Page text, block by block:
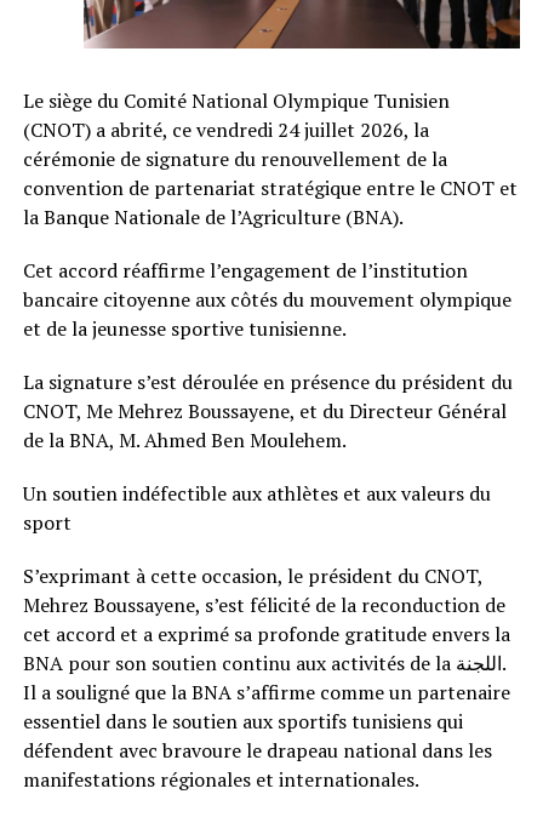
Le siège du Comité National Olympique Tunisien
(CNOT) a abrité, ce vendredi 24 juillet 2026, la
cérémonie de signature du renouvellement de la
convention de partenariat stratégique entre le CNOT et
la Banque Nationale de l’Agriculture (BNA).
Cet accord réaffirme l’engagement de l’institution
bancaire citoyenne aux côtés du mouvement olympique
et de la jeunesse sportive tunisienne.
La signature s’est déroulée en présence du président du
CNOT, Me Mehrez Boussayene, et du Directeur Général
de la BNA, M. Ahmed Ben Moulehem.
Un soutien indéfectible aux athlètes et aux valeurs du
sport
S’exprimant à cette occasion, le président du CNOT,
Mehrez Boussayene, s’est félicité de la reconduction de
cet accord et a exprimé sa profonde gratitude envers la
BNA pour son soutien continu aux activités de la اللجنة.
Il a souligné que la BNA s’affirme comme un partenaire
essentiel dans le soutien aux sportifs tunisiens qui
défendent avec bravoure le drapeau national dans les
manifestations régionales et internationales.